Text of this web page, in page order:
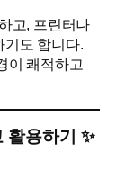
고, 프린터나
기도 합니다.
이 쾌적하고
활용하기 ✨